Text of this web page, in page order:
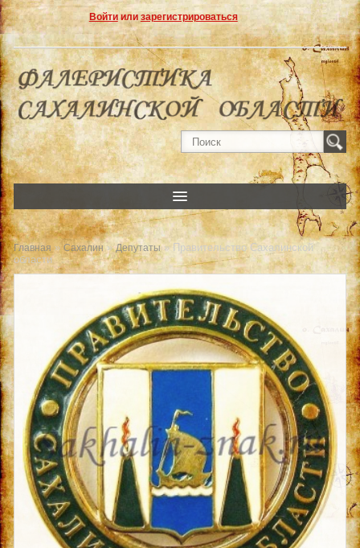
Войтиили зарегистрироваться
Главная » Сахалин»Депутаты» Правительство Сахалинской
области